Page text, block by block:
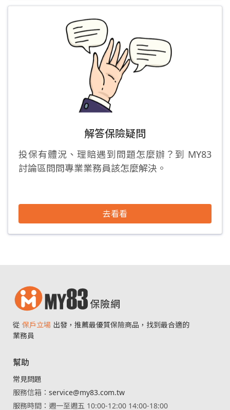
解答保險疑問
投保有體況、理賠遇到問題怎麼辦？到 MY83
討論區問問專業業務員該怎麼解決。
去看看
從 保戶立場 出發，推薦最優質保險商品，找到最合適的
業務員
幫助
常見問題
服務信箱： service@my83.com.tw
服務時間：週一至週五 10:00-12:00 14:00-18:00